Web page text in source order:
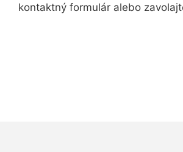
kontaktný formulár alebo